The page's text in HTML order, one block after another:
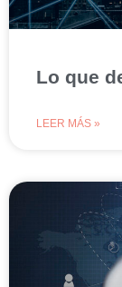
Lo que
LEER MÁS »